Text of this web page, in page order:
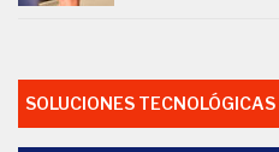
SOLUCIONES TECNOLÓGICAS